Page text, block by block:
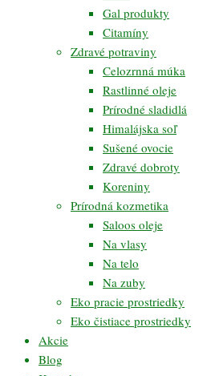
Gal produkty
Citamíny
Zdravé potraviny
Celozrnná múka
Rastlinné oleje
Prírodné sladidlá
Himalájska soľ
Sušené ovocie
Zdravé dobroty
Koreniny
Prírodná kozmetika
Saloos oleje
Na vlasy
Na telo
Na zuby
Eko pracie prostriedky
Eko čistiace prostriedky
Akcie
Blog